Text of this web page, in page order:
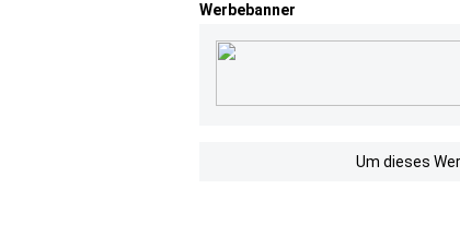
Werbebanner
Um dieses